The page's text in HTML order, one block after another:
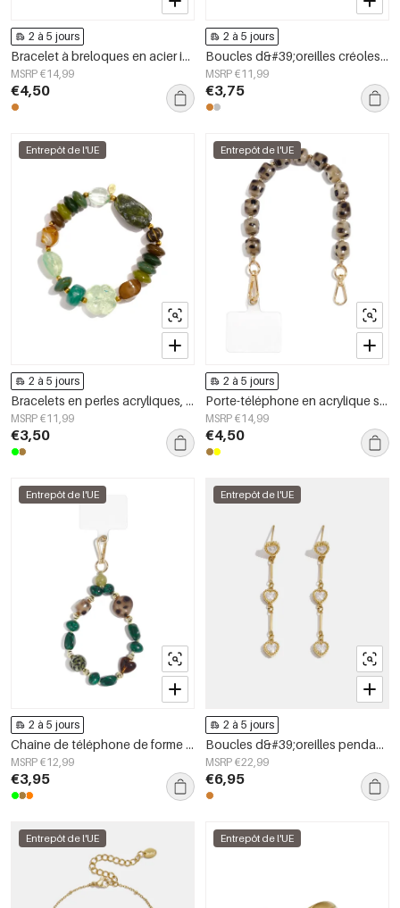
2 à 5 jours
Bracelet à breloques en acier inoxydable plaqué or 14 carats, nœud papillon, collection Simple Daily, bijoux pour femmes
MSRP €14,99
€4,50
2 à 5 jours
Boucles d&#39;oreilles créoles en acier inoxydable, style croix, collection simple, bijoux pour femmes
MSRP €11,99
€3,75
Entrepôt de l'UE
2 à 5 jours
Bracelets en perles acryliques, collection décontractée et simple pour femmes
MSRP €11,99
€3,50
Entrepôt de l'UE
2 à 5 jours
Porte-téléphone en acrylique simple, forme géométrique, accessoire du quotidien
MSRP €14,99
€4,50
Entrepôt de l'UE
2 à 5 jours
Chaîne de téléphone de forme irrégulière, simple, en acrylique, accessoire du quotidien
MSRP €12,99
€3,95
Entrepôt de l'UE
2 à 5 jours
Boucles d&#39;oreilles pendantes en acier inoxydable, chaîne élégante, collection luxueuse pour femmes, idéales pour les fêtes et les soirées.
MSRP €22,99
€6,95
Entrepôt de l'UE Entrepôt de l'UE